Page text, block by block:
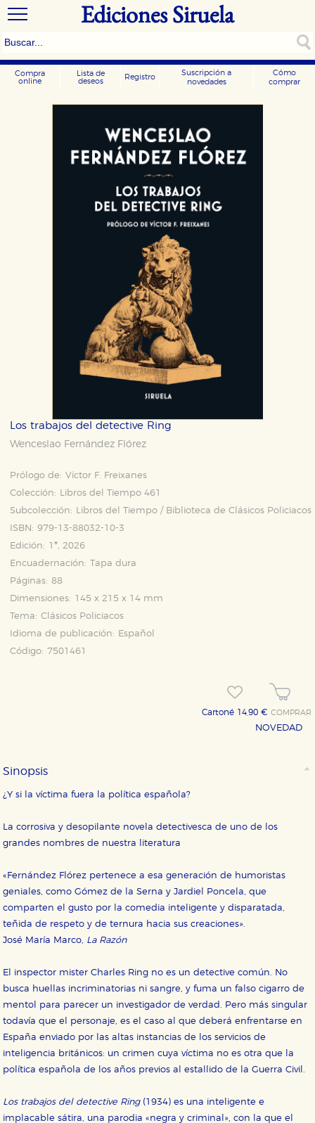
Ediciones Siruela
Compra
online
Lista de
deseos
Registro
Suscripción a
novedades
Cómo
comprar
Los trabajos del detective Ring
Wenceslao Fernández Flórez
Prólogo de: Víctor F. Freixanes
Colección:
Libros del Tiempo 461
Subcolección:
Libros del Tiempo / Biblioteca de Clásicos Policiacos
ISBN: 979-13-88032-10-3
Edición: 1ª, 2026
Encuadernación: Tapa dura
Páginas: 88
Dimensiones: 145 x 215 x 14 mm
Tema: Clásicos Policiacos
Idioma de publicación:
Español
Código: 7501461
Cartoné 14,90 €COMPRAR
NOVEDAD
Sinopsis
¿Y si la víctima fuera la política española?
La corrosiva y desopilante novela detectivesca de uno de los
grandes nombres de nuestra literatura
«Fernández Flórez pertenece a esa generación de humoristas
geniales, como Gómez de la Serna y Jardiel Poncela, que
comparten el gusto por la comedia inteligente y disparatada,
teñida de respeto y de ternura hacia sus creaciones».
José María Marco, La Razón
El inspector mister Charles Ring no es un detective común. No
busca huellas incriminatorias ni sangre, y fuma un falso cigarro de
mentol para parecer un investigador de verdad. Pero más singular
todavía que el personaje, es el caso al que deberá enfrentarse en
España enviado por las altas instancias de los servicios de
inteligencia británicos: un crimen cuya víctima no es otra que la
política española de los años previos al estallido de la Guerra Civil.
Los trabajos del detective Ring (1934) es una inteligente e
implacable sátira, una parodia «negra y criminal», con la que el
Cookies necesarias
Estas cookies son necesarias para que nuestro sitio
web funcione y no es posible deshabilitarlas desde
nuestro sistema. Es posible hacerlo desde el
correctamente.